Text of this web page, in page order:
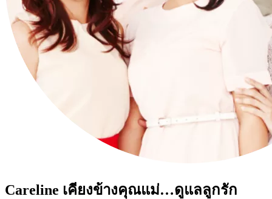
Careline เคียงข้างคุณแม่…ดูแลลูกรัก